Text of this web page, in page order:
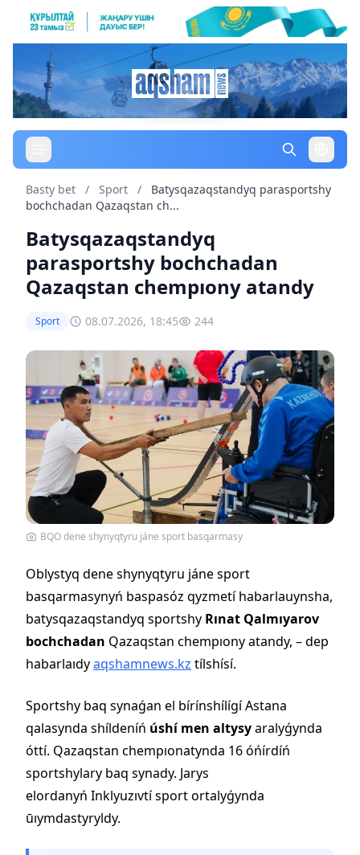
Basty bet / Sport /
Batysqazaqstandyq parasportshy
bochchadan Qazaqstan ch...
Batysqazaqstandyq
parasportshy bochchadan
Qazaqstan chempıony atandy
Sport 08.07.2026, 18:45 244
BQO dene shynyqtyru jáne sport basqarmasy
Oblystyq dene shynyqtyru jáne sport
basqarmasynyń baspasóz qyzmetí habarlauynsha,
batysqazaqstandyq sportshy Rınat Qalmıyarov
bochchadan Qazaqstan chempıony atandy, – dep
habarlaıdyaqshamnews.kz tílshísí.
Sportshy baq synaǵan el bírínshílígí Astana
qalasynda shíldeníń úshí men altysyaralyǵynda
óttí. Qazaqstan chempıonatynda 16 óńírdíń
sportshylary baq synady. Jarys
elordanyń Inklyuzıvtí sport ortalyǵynda
ūıymdastyryldy.